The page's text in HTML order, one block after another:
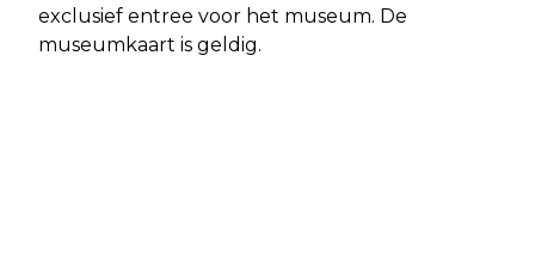
exclusief entree voor het museum. De
museumkaart is geldig.